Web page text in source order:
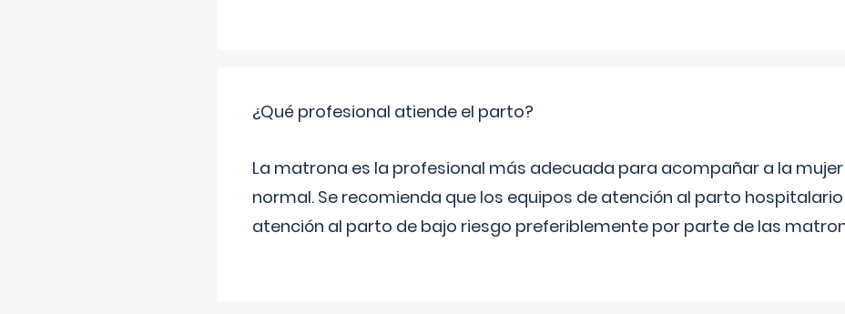
¿Qué profesional atiende el parto?
La matrona es la profesional más adecuada para acompañar a la
normal. Se recomienda que los equipos de atención al parto
atención al parto de bajo riesgo preferiblemente por parte de las